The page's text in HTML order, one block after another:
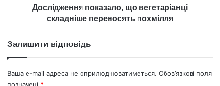
Дослідження показало, що вегетаріанці
складніше переносять похмілля
Залишити відповідь
Ваша e-mail адреса не оприлюднюватиметься. Обов’язкові поля
позначені *